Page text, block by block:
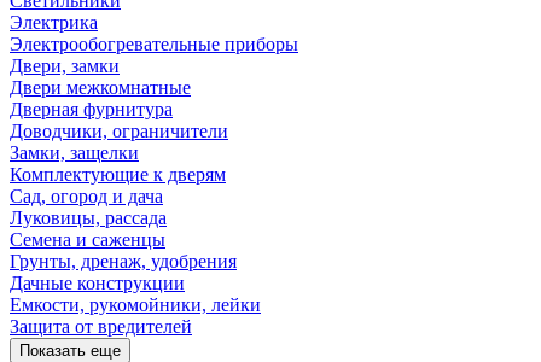
Электрика
Электрообогревательные приборы
Двери, замки
Двери межкомнатные
Дверная фурнитура
Доводчики, ограничители
Замки, защелки
Комплектующие к дверям
Сад, огород и дача
Луковицы, рассада
Семена и саженцы
Грунты, дренаж, удобрения
Дачные конструкции
Емкости, рукомойники, лейки
Защита от вредителей
Показать еще